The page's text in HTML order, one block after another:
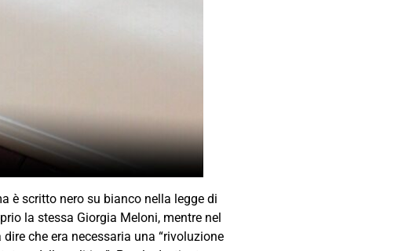
è scritto nero su bianco nella legge di
la stessa Giorgia Meloni, mentre nel
che era necessaria una “rivoluzione